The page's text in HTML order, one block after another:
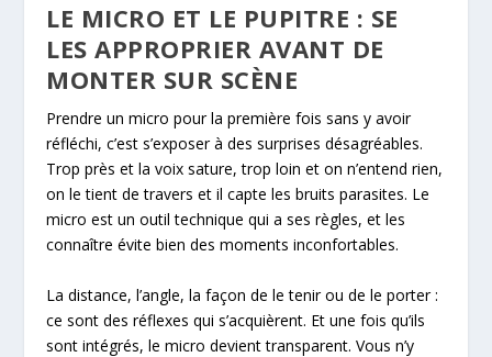
LE MICRO ET LE PUPITRE : SE
LES APPROPRIER AVANT DE
MONTER SUR SCÈNE
Prendre un micro pour la première fois sans y avoir
réfléchi, c’est s’exposer à des surprises désagréables.
Trop près et la voix sature, trop loin et on n’entend rien,
on le tient de travers et il capte les bruits parasites. Le
micro est un outil technique qui a ses règles, et les
connaître évite bien des moments inconfortables.
La distance, l’angle, la façon de le tenir ou de le porter :
ce sont des réflexes qui s’acquièrent. Et une fois qu’ils
sont intégrés, le micro devient transparent. Vous n’y